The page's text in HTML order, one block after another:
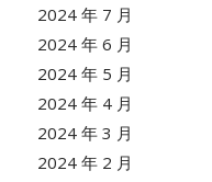
2024 年 7 月
2024 年 6 月
2024 年 5 月
2024 年 4 月
2024 年 3 月
2024 年 2 月